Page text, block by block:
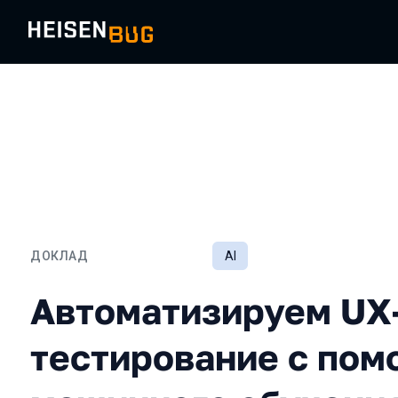
ДОКЛАД
Автоматизируем UX-
AI
Автоматизируем
тестирование с